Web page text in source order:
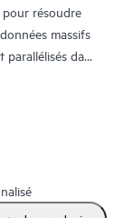
pour résoudre
massifs
dans
Le
datacenter